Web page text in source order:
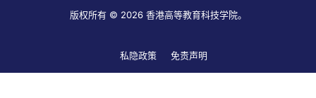
版权所有 © 2026 香港高等教育科技学院。
私隐政策 免责声明